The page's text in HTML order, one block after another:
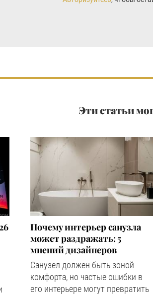
Эти статьи
Почему интерьер санузла
может раздражать: 5
мнений дизайнеров
Санузел должен быть зоной
комфорта, но частые ошибки в
его интерьере могут превратить